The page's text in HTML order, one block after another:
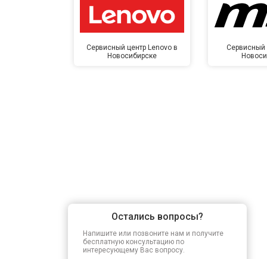
Сервисный центр Lenovo в
Новосибирске
Сервисный
Остались вопросы?
Напишите или позвоните нам и получите
бесплатную консультацию по
интересующему Вас вопросу.